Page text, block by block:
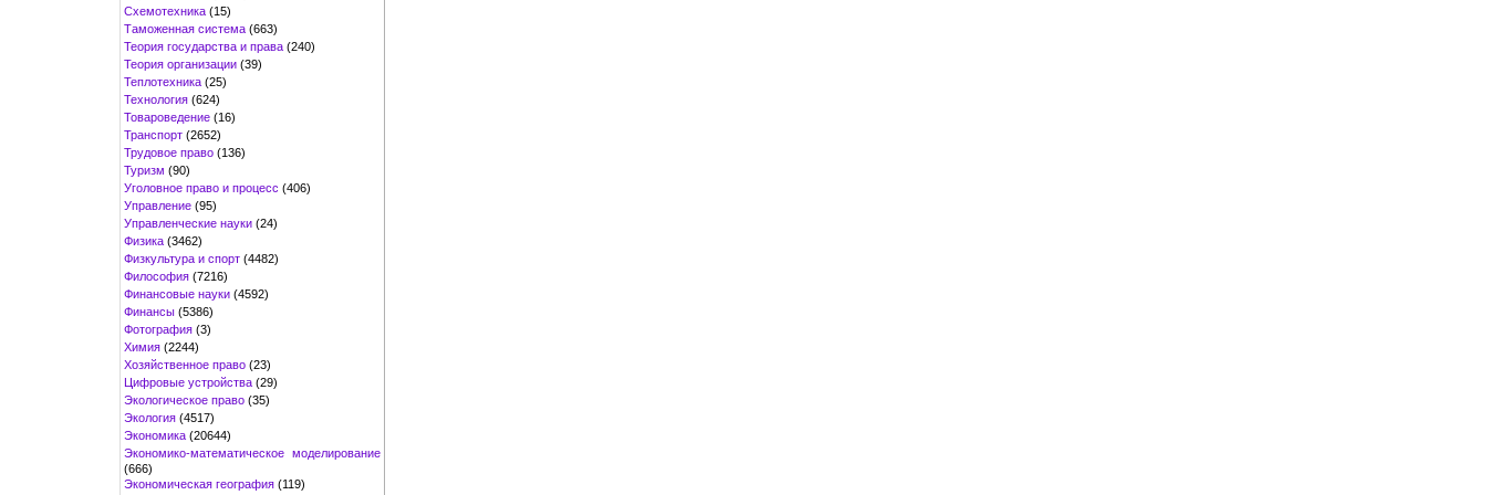
Схемотехника (15)
Таможенная система (663)
Теория государства и права (240)
Теория организации (39)
Теплотехника (25)
Технология (624)
Товароведение (16)
Транспорт (2652)
Трудовое право (136)
Туризм (90)
Уголовное право и процесс (406)
Управление (95)
Управленческие науки (24)
Физика (3462)
Физкультура и спорт (4482)
Философия (7216)
Финансовые науки (4592)
Финансы (5386)
Фотография (3)
Химия (2244)
Хозяйственное право (23)
Цифровые устройства (29)
Экологическое право (35)
Экология (4517)
Экономика (20644)
Экономико-математическое моделирование
(666)
Экономическая география (119)